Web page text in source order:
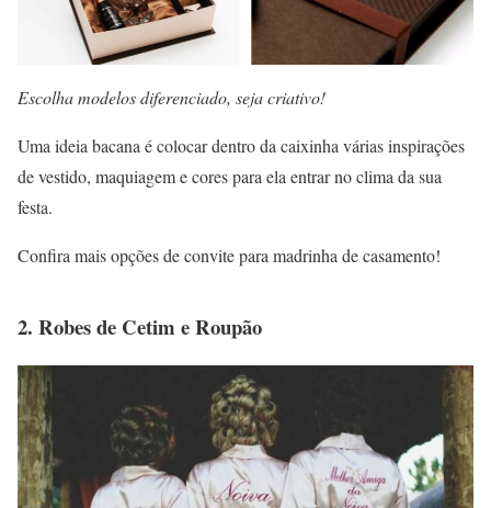
Escolha modelos diferenciado, seja criativo!
Uma ideia bacana é colocar dentro da caixinha várias inspirações
de vestido, maquiagem e cores para ela entrar no clima da sua
festa.
Confira mais opções de convite para madrinha de casamento!
2. Robes de Cetim e Roupão